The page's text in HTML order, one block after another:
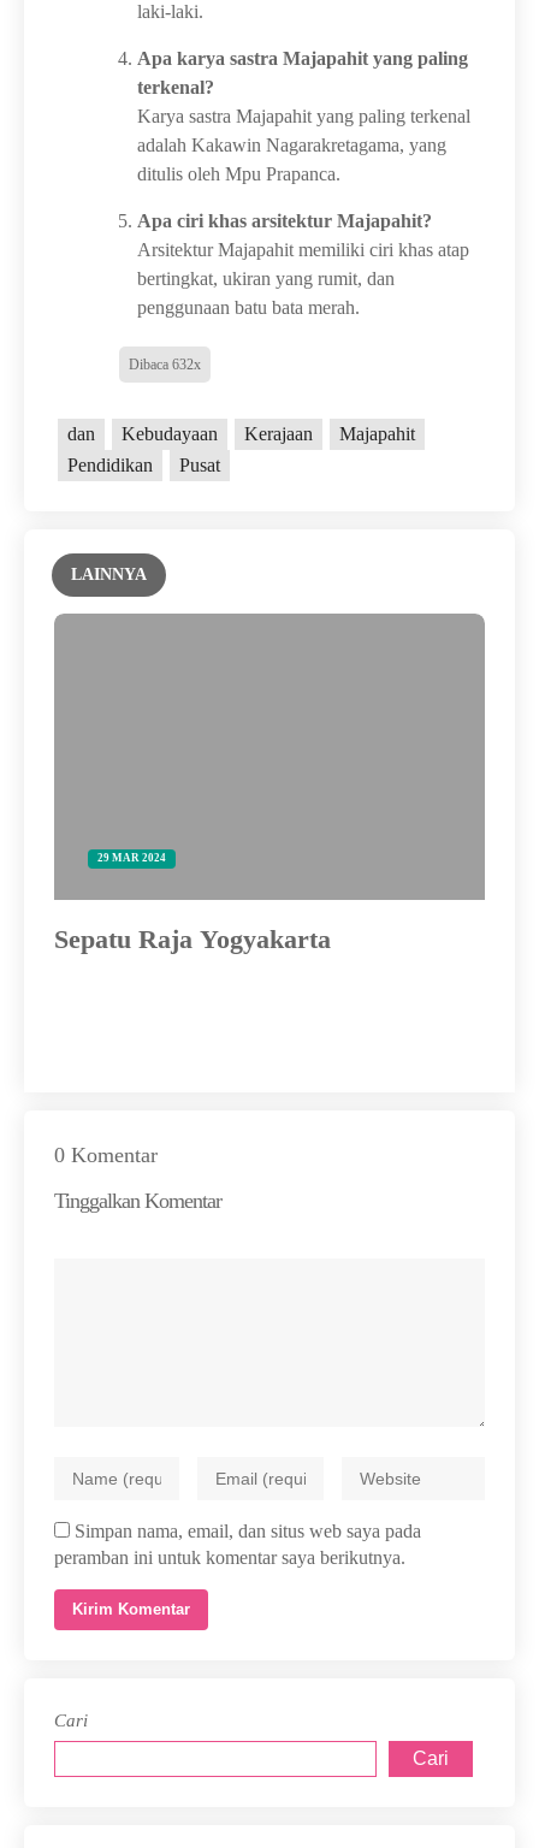
laki-laki.
Apa karya sastra Majapahit yang paling
terkenal?
Karya sastra Majapahit yang paling terkenal
adalah Kakawin Nagarakretagama, yang
ditulis oleh Mpu Prapanca.
Apa ciri khas arsitektur Majapahit?
Arsitektur Majapahit memiliki ciri khas atap
bertingkat, ukiran yang rumit, dan
penggunaan batu bata merah.
Dibaca 632x
dan Kebudayaan Kerajaan
Majapahit
Pendidikan
Pusat
LAINNYA
29 MAR 2024
Sepatu Raja Yogyakarta
0 Komentar
Tinggalkan Komentar
Simpan nama, email, dan situs web saya pada
peramban ini untuk komentar saya berikutnya.
Cari
Cari